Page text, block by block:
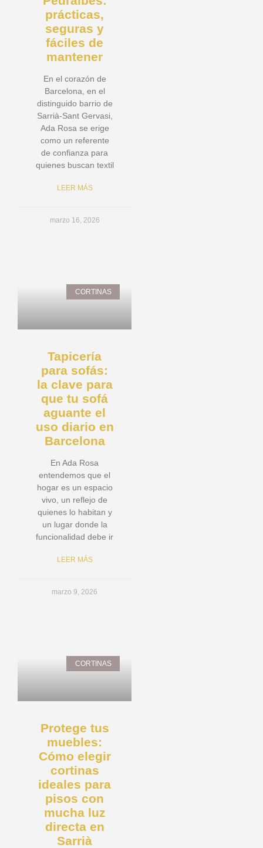
prácticas,
seguras y
fáciles de
mantener
En el corazón de
Barcelona, en el
distinguido barrio de
Sarrià-Sant Gervasi,
Ada Rosa se erige
como un referente
de confianza para
quienes buscan textil
LEER MÁS
marzo 16, 2026
CORTINAS
Tapicería
para sofás:
la clave para
que tu sofá
aguante el
uso diario en
Barcelona
En Ada Rosa
entendemos que el
hogar es un espacio
vivo, un reflejo de
quienes lo habitan y
un lugar donde la
funcionalidad debe ir
LEER MÁS
marzo 9, 2026
CORTINAS
Protege tus
muebles:
Cómo elegir
cortinas
ideales para
pisos con
mucha luz
directa en
Sarrià